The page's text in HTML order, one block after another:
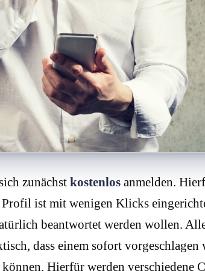
zunächst kostenlos anmelden.
ist mit wenigen Klicks
beantwortet werden wollen.
dass einem sofort
Hierfür werden verschiedene